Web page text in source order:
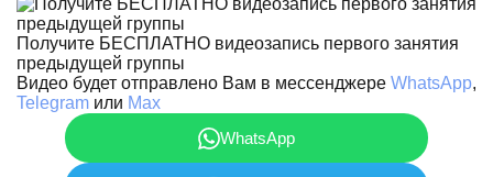
Получите БЕСПЛАТНО видеозапись первого занятия
предыдущей группы
Видео будет отправлено Вам в мессенджере WhatsApp,
Telegram или Max
WhatsApp